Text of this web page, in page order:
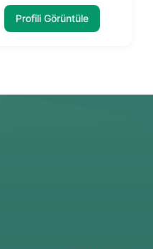
Profili Görüntüle